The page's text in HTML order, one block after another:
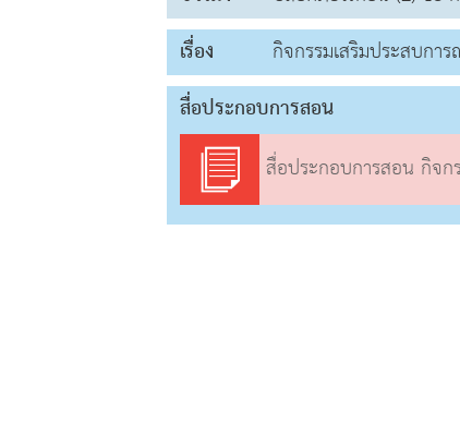
เรื่อง
กิจกรรมเสริมประสบกา
สื่อประกอบการสอน
สื่อประกอบการสอน กิจกรรม